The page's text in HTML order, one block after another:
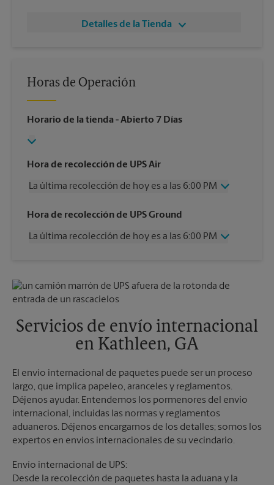
Detalles de la Tienda
Horas de Operación
Horario de la tienda - Abierto 7 Días
Hora de recolección de UPS Air
La última recolección de hoy es a las 6:00 PM
Miércoles
6:00 PM
Viernes
6:00 PM
Lunes
6:00 PM
Martes
6:00 PM
Hora de recolección de UPS Ground
La última recolección de hoy es a las 6:00 PM
Viernes
6:00 PM
Sábado
Sin Recolección
Domingo
Sin Recolección
Lunes
6:00 PM
6:00 PM
Servicios de envío internacional
en Kathleen, GA
El envío internacional de paquetes puede ser un proceso
largo, que implica papeleo, aranceles y reglamentos.
Déjenos ayudar. Entendemos los pormenores del envío
internacional, incluidas las normas y reglamentos
aduaneros. Déjenos encargarnos de los detalles; somos los
expertos en envíos internacionales de su vecindario.
Envío internacional de UPS:
Desde la recolección de paquetes hasta la aduana y la